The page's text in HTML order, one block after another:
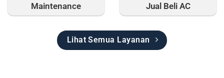
Maintenance Jual Beli AC
Lihat Semua Layanan